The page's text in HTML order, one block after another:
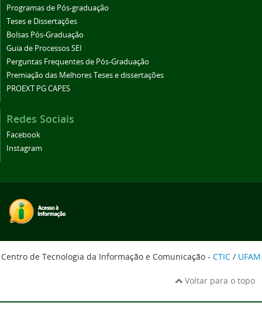
Programas de Pós-graduação
Teses e Dissertações
Bolsas Pós-Graduação
Guia de Processos SEI
Perguntas Frequentes de Pós-Graduação
Premiação das Melhores Teses e dissertações
PROEXT PG CAPES
Redes Sociais
Facebook
Instagram
Centro de Tecnologia da Informação e Comunicação - CTIC / UFAM
Voltar para o topo